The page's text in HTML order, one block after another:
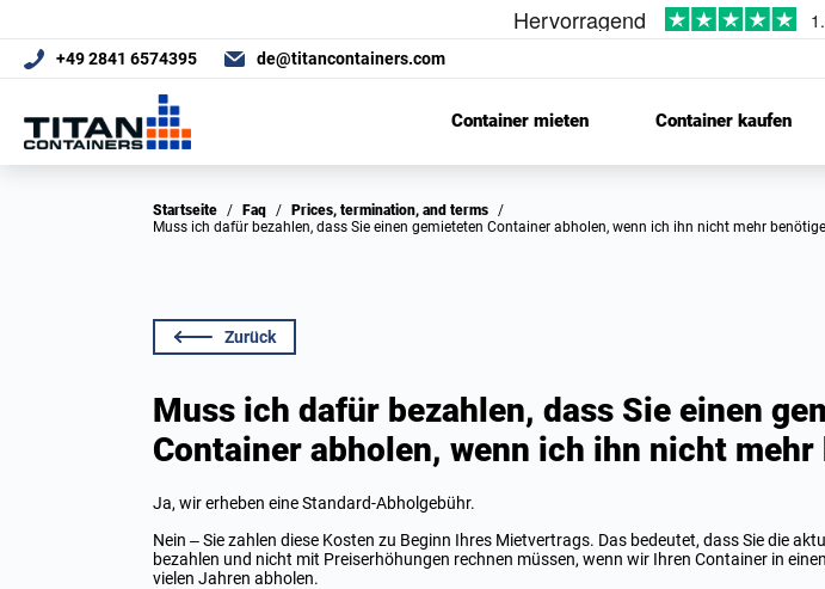
+49 2841 6574395 de@titancontainers.com
Container mieten Container kaufen
Startseite / Faq / Prices, termination, and terms /
Muss ich dafür bezahlen, dass Sie einen gemieteten Container abholen, wenn ich ihn nicht mehr
Zurück
Muss ich dafür bezahlen, dass Sie einen
Container abholen, wenn ich ihn nicht mehr
Ja, wir erheben eine Standard-Abholgebühr.
Nein – Sie zahlen diese Kosten zu Beginn Ihres Mietvertrags. Das bedeutet, dass Sie die
bezahlen und nicht mit Preiserhöhungen rechnen müssen, wenn wir Ihren Container in
vielen Jahren abholen.